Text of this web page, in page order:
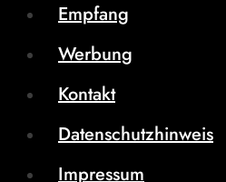
Empfang
Werbung
Kontakt
Datenschutzhinweis
Impressum